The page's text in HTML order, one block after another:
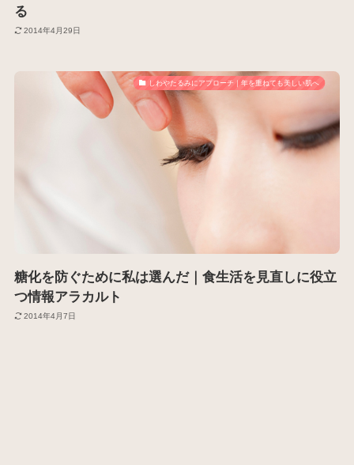
る
2014年4月29日
しわやたるみにアプローチ｜年を重ねても美しい肌へ
糖化を防ぐために私は選んだ｜食生活を見直しに役立
つ情報アラカルト
2014年4月7日